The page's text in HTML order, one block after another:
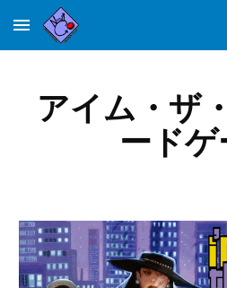
Skip to main content
アイム・ザ
ードゲ